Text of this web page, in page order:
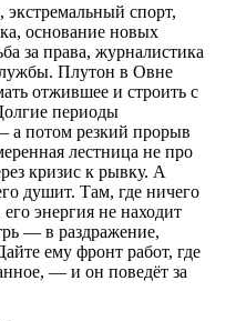
экстремальный спорт,
основание новых
за права, журналистика
Плутон в Овне
отжившее и строить с
периоды
а потом резкий прорыв
лестница не про
кризис к рывку. А
душит. Там, где ничего
энергия не находит
— в раздражение,
ему фронт работ, где
— и он поведёт за